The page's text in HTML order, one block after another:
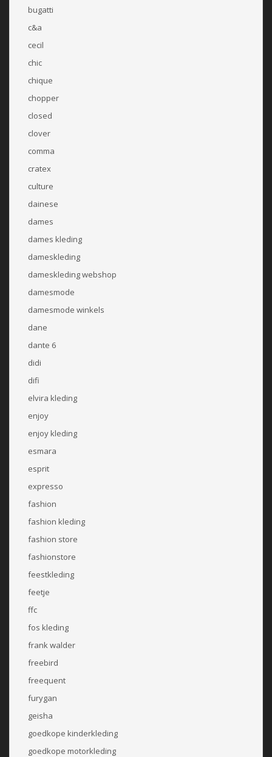
bugatti
c&a
cecil
chic
chique
chopper
closed
clover
comma
cratex
culture
dainese
dames
dames kleding
dameskleding
dameskleding webshop
damesmode
damesmode winkels
dane
dante 6
didi
difi
elvira kleding
enjoy
enjoy kleding
esmara
esprit
expresso
fashion
fashion kleding
fashion store
fashionstore
feestkleding
feetje
ffc
fos kleding
frank walder
freebird
freequent
furygan
geisha
goedkope kinderkleding
goedkope motorkleding